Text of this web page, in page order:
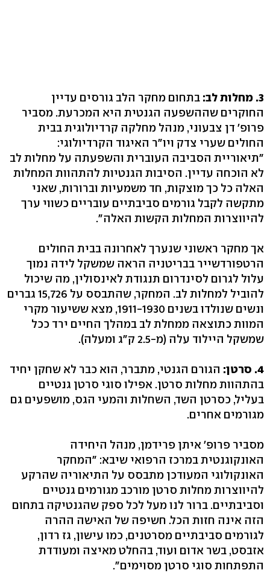
3. מחלות לב:
בתחום מחקר הלב גורסים עדיין
החוקרים שההשפעה הגנטית היא המכרעת. מסביר
פרופ' דן צבעוני, מנהל מחלקה קרדיולוגית בבית
החולים שערי צדק ויו"ר האיגוד הקרדיולוגי:
"תיאוריית הסביבה העוברית והשפעתה על מחלות לב
לא הוכחה עדיין. הסיבות הגנטיות להתהוות המחלות
האלה כל כך מוצקות, חד משמעיות וברורות, שאני
מתקשה לקבל גורמים סביבתיים עובריים כשווי ערך
להיווצרות המחלות הקשות האלה".
אך מחקר ראשוני שנערך לאחרונה בבית החולים
הרטפורדשייר בבריטניה הראה שמשקל לידה נמוך
עלול לגרום לסינדרום תנגודת לאינסולין, מה שיכול
להוביל למחלות לב. המחקר, שהתבסס על 15,726 גברים
ונשים שנולדו בשנים 1911-1930, מצא ששיעור מקרי
המוות כתוצאה ממחלת לב במהלך החיים ירד ככל
שמשקל היילוד עלה (מ-2.5 ק"ג ומעלה).
4. סרטן:
הגורם הגנטי, מתברר, הוא כבר לא שחקן יחיד
בהתהוות מחלות סרטן. אפילו סוגי סרטן גנטיים
בעליל, כסרטן השד, השחלות והמעי הגס, מושפעים גם
מגורמים אחרים.
מסביר פרופ' איתן פרידמן, מנהל היחידה
האונקוגנטית במרכז הרפואי שיבא: "המחקר
האונקולוגי המעודכן מתבסס על התיאוריה שהרקע
להיווצרות מחלות סרטן מורכב מגורמים גנטיים
וסביבתיים. ברור לנו מעל לכל ספק שהגנטיקה בתחום
הזה אינה חזות הכל. חשיפה של האישה ההרה
לגורמים סביבתיים מסרטנים, כמו עישון, גז רדון,
אזבסט, בשר אדום ועוד, בהחלט מאיצה ומעודדת
התפתחות סוגי סרטן מסוימים".